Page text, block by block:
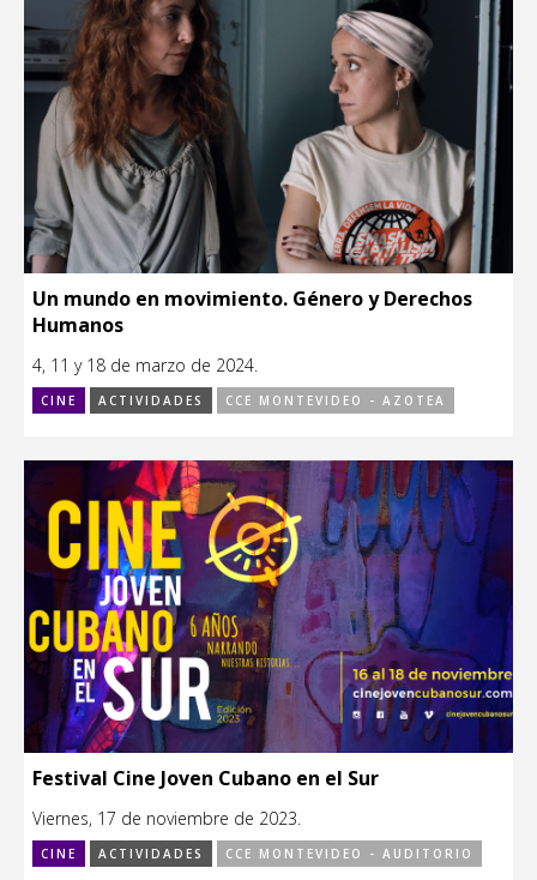
Un mundo en movimiento. Género y Derechos
Humanos
4, 11 y 18 de marzo de 2024.
CINE ACTIVIDADES CCE MONTEVIDEO - AZOTEA
Festival Cine Joven Cubano en el Sur
Viernes, 17 de noviembre de 2023.
CINE ACTIVIDADES CCE MONTEVIDEO - AUDITORIO